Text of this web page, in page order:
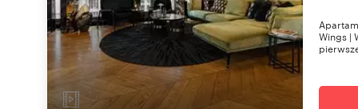
Wings |